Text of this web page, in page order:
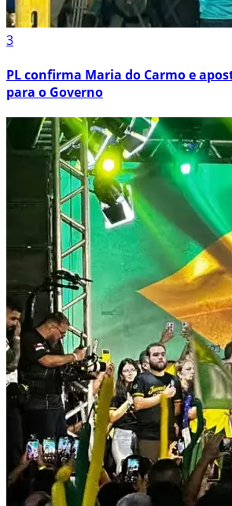
3
PL confirma Maria do Carmo e
para o Governo